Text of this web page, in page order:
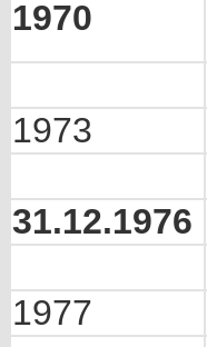
1970
1973
31.12.1976
1977